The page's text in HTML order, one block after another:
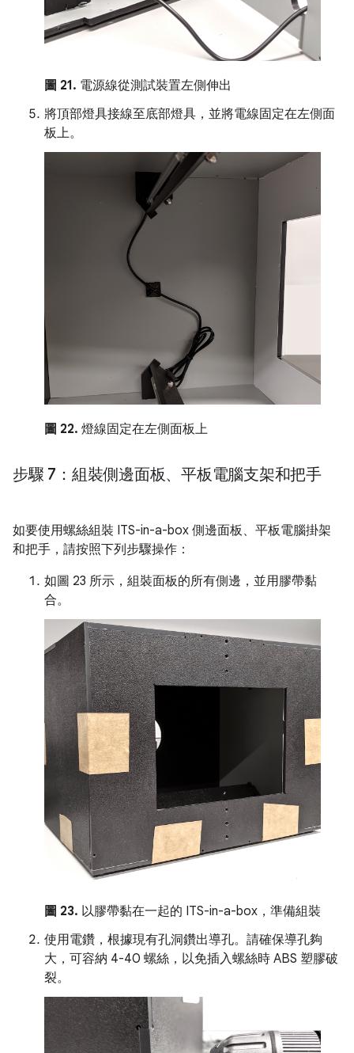
圖 21. 電源線從測試裝置左側伸出
將頂部燈具接線至底部燈具，並將電線固定在左側面
板上。
圖 22. 燈線固定在左側面板上
步驟 7：組裝側邊面板、平板電腦支架和把手
如要使用螺絲組裝 ITS-in-a-box 側邊面板、平板電腦掛架
和把手，請按照下列步驟操作：
如圖 23 所示，組裝面板的所有側邊，並用膠帶黏
合。
圖 23. 以膠帶黏在一起的 ITS-in-a-box，準備組裝
使用電鑽，根據現有孔洞鑽出導孔。請確保導孔夠
大，可容納 4-40 螺絲，以免插入螺絲時 ABS 塑膠破
裂。